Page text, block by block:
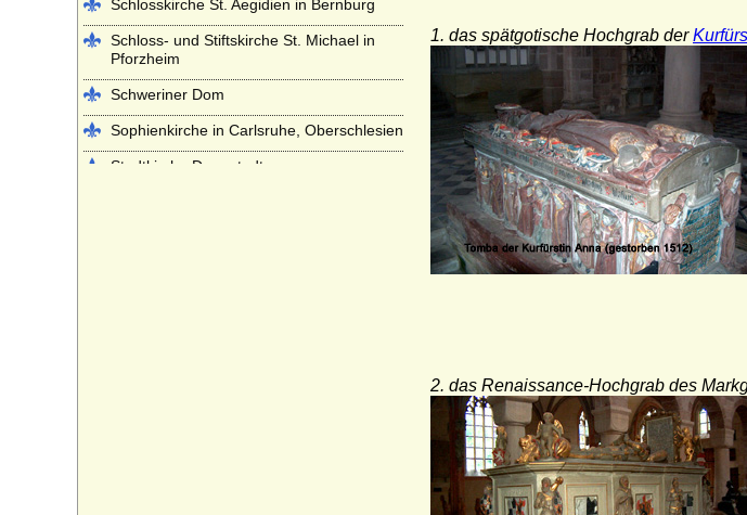
1. das spätgotische Hochgrab der
2. das Renaissance-Hochgrab des
Schlosskirche St. Aegidien in Bernburg
Schloss- und Stiftskirche St. Michael in
Pforzheim
Schweriner Dom
Sophienkirche in Carlsruhe, Oberschlesien
Stadtkirche Darmstadt